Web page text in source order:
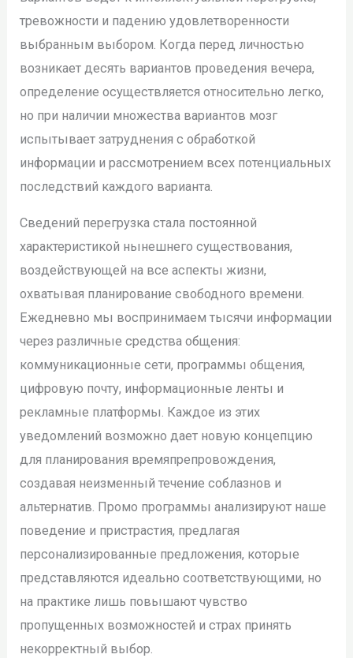
тревожности и падению удовлетворенности
выбранным выбором. Когда перед личностью
возникает десять вариантов проведения вечера,
определение осуществляется относительно легко,
но при наличии множества вариантов мозг
испытывает затруднения с обработкой
информации и рассмотрением всех потенциальных
последствий каждого варианта.
Сведений перегрузка стала постоянной
характеристикой нынешнего существования,
воздействующей на все аспекты жизни,
охватывая планирование свободного времени.
Ежедневно мы воспринимаем тысячи информации
через различные средства общения:
коммуникационные сети, программы общения,
цифровую почту, информационные ленты и
рекламные платформы. Каждое из этих
уведомлений возможно дает новую концепцию
для планирования времяпрепровождения,
создавая неизменный течение соблазнов и
альтернатив. Промо программы анализируют наше
поведение и пристрастия, предлагая
персонализированные предложения, которые
представляются идеально соответствующими, но
на практике лишь повышают чувство
пропущенных возможностей и страх принять
некорректный выбор.